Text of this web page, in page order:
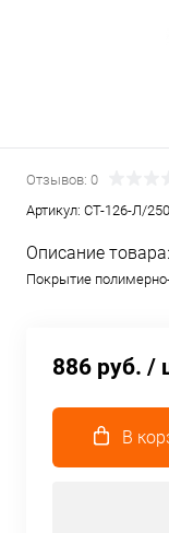
Отзывов: 0
Артикул: СТ-126-Л/250
Описание товара:
Покрытие
886 руб. /
В